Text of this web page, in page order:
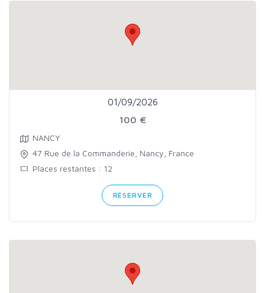
01/09/2026
100 €
NANCY
47 Rue de la Commanderie, Nancy, France
Places restantes : 12
RÉSERVER